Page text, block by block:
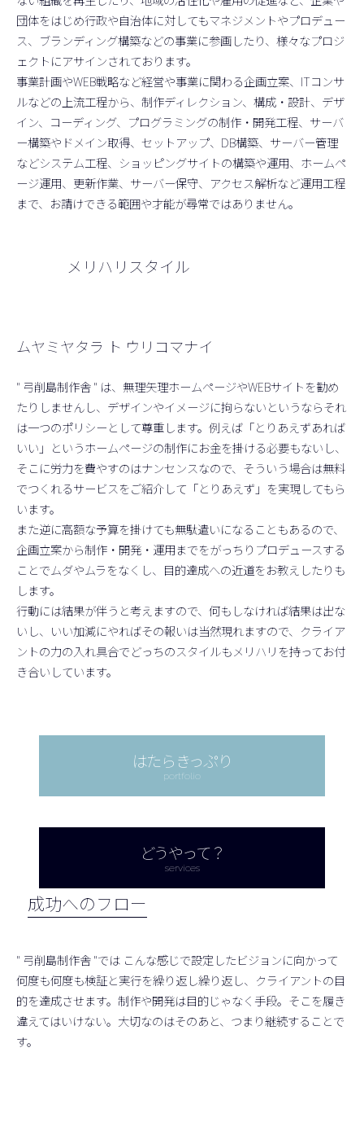
団体をはじめ行政や自治体に対してもマネジメントやプロデュー
ス、ブランディング構築などの事業に参画したり、様々なプロジ
ェクトにアサインされております。
事業計画やWEB戦略など経営や事業に関わる企画立案、ITコンサ
ルなどの上流工程から、制作ディレクション、構成・設計、デザ
イン、コーディング、プログラミングの制作・開発工程、サーバ
ー構築やドメイン取得、セットアップ、DB構築、サーバー管理
などシステム工程、ショッピングサイトの構築や運用、ホームペ
ージ運用、更新作業、サーバー保守、アクセス解析など運用工程
まで、お請けできる範囲や才能が尋常ではありません。
メリハリスタイル
ムヤミヤタラ ト ウリコマナイ
" 弓削島制作舎 " は、無理矢理ホームページやWEBサイトを勧め
たりしませんし、デザインやイメージに拘らないというならそれ
は一つのポリシーとして尊重します。例えば「とりあえずあれば
いい」というホームページの制作にお金を掛ける必要もないし、
そこに労力を費やすのはナンセンスなので、そういう場合は無料
でつくれるサービスをご紹介して「とりあえず」を実現してもら
います。
また逆に高額な予算を掛けても無駄遣いになることもあるので、
企画立案から制作・開発・運用までをがっちりプロデュースする
ことでムダやムラをなくし、目的達成への近道をお教えしたりも
します。
行動には結果が伴うと考えますので、何もしなければ結果は出な
いし、いい加減にやればその報いは当然現れますので、クライア
ントの力の入れ具合でどっちのスタイルもメリハリを持ってお付
き合いしています。
はたらきっぷり
portfolio
どうやって？
services
成功へのフロー
" 弓削島制作舎 "では こんな感じで設定したビジョンに向かって
何度も何度も検証と実行を繰り返し繰り返し、クライアントの目
的を達成させます。制作や開発は目的じゃなく手段。そこを履き
違えてはいけない。大切なのはそのあと、つまり継続することで
す。